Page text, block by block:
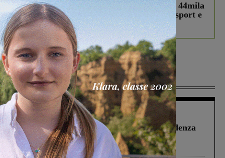
Estra Notizie agosto: Smart Cities, oltre 44mila
studenti coinvolti, torna il bando per lo sport e
debutta il podcast Estrair
Più lette
Figline Incisa Valdarno 1 Agosto 2026
Piscina di Figline finanziata oltre la scadenza
Pnrr, il gruppo di Fratelli d’Italia: “Un
ringraziamento al Governo”